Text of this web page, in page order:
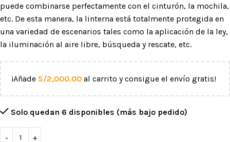
puede combinarse perfectamente con el cinturón, la mochila,
etc. De esta manera, la linterna está totalmente protegida en
una variedad de escenarios tales como la aplicación de la ley,
la iluminación al aire libre, búsqueda y rescate, etc.
¡Añade S/2,000.00 al carrito y consigue el envío gratis!
Solo quedan 6 disponibles (más bajo pedido)